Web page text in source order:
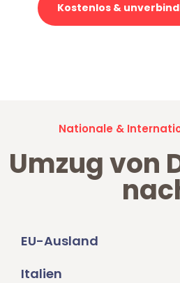
Kostenlos &
Nationale &
Umzug von
EU-Ausland
Italien